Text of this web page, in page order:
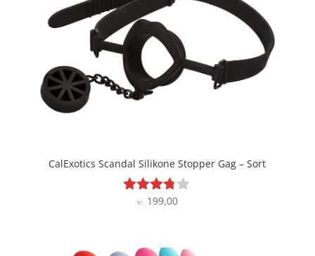
CalExotics Scandal Silikone Stopper Gag – Sort
Vurderet
kr.199,00